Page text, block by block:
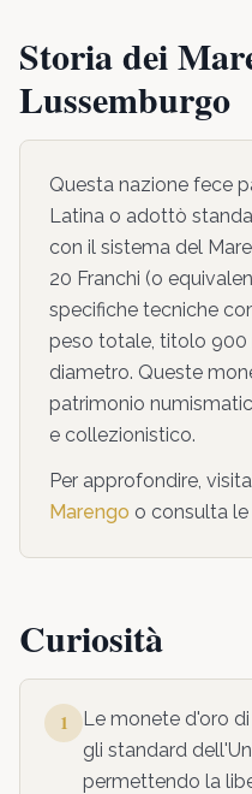
Storia dei
Lussemburgo
Questa nazione fece
Latina o adottò
con il sistema del
20 Franchi (o
specifiche tecniche
peso totale, titolo 900
diametro. Queste
patrimonio
e collezionistico.
Per approfondire,
Marengo o consulta le
Curiosità
1
Le monete d'oro
gli standard
permettendo la